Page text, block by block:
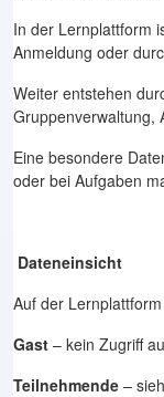
In der Lernplattform
Anmeldung oder
Weiter entstehen
Gruppenverwaltung,
Eine besondere
oder bei Aufgaben
Dateneinsicht
Auf der
Gast – kein Zugriff
Teilnehmende –